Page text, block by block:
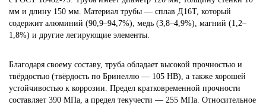
мм и длину 150 мм. Материал трубы — сплав Д16Т, который
содержит алюминий (90,9–94,7%), медь (3,8–4,9%), магний (1,2–
1,8%) и другие легирующие элементы.
Благодаря своему составу, труба обладает высокой прочностью и
твёрдостью (твёрдость по Бринеллю — 105 HB), а также хорошей
устойчивостью к коррозии. Предел кратковременной прочности
составляет 390 МПа, а предел текучести — 255 МПа. Относительное